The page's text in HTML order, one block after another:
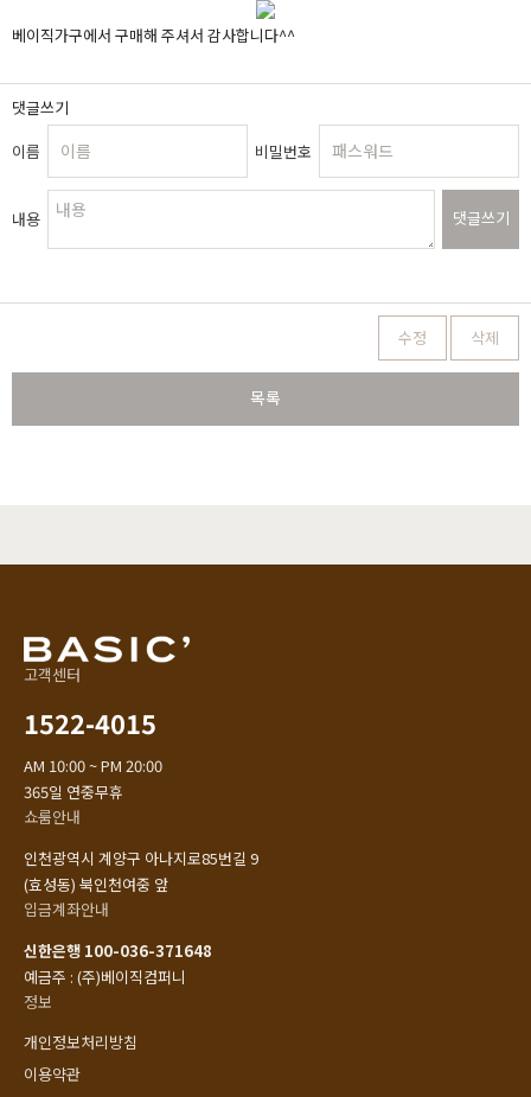
베이직가구에서 구매해 주셔서 감사합니다^^
댓글쓰기
이름
비밀번호
내용 댓글쓰기
수정 삭제
목록
고객센터
1522-4015
AM 10:00 ~ PM 20:00
365일 연중무휴
쇼룸안내
인천광역시 계양구 아나지로85번길 9
(효성동) 북인천여중 앞
입금계좌안내
신한은행 100-036-371648
예금주 : (주)베이직컴퍼니
정보
개인정보처리방침
이용약관